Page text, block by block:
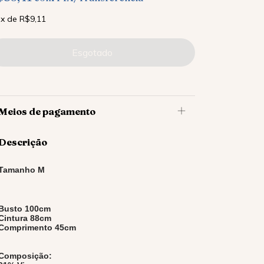
x de R$9,11
de pagamento
M
100cm
88cm
45cm